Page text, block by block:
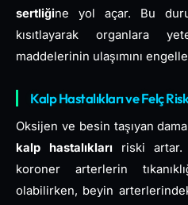
sertliğine yol açar. Bu
kısıtlayarak organlara
maddelerinin ulaşımını
Kalp Hastalıkları ve Felç
Oksijen ve besin taşıyan
kalp hastalıkları riski artar.
koroner arterlerin
olabilirken, beyin